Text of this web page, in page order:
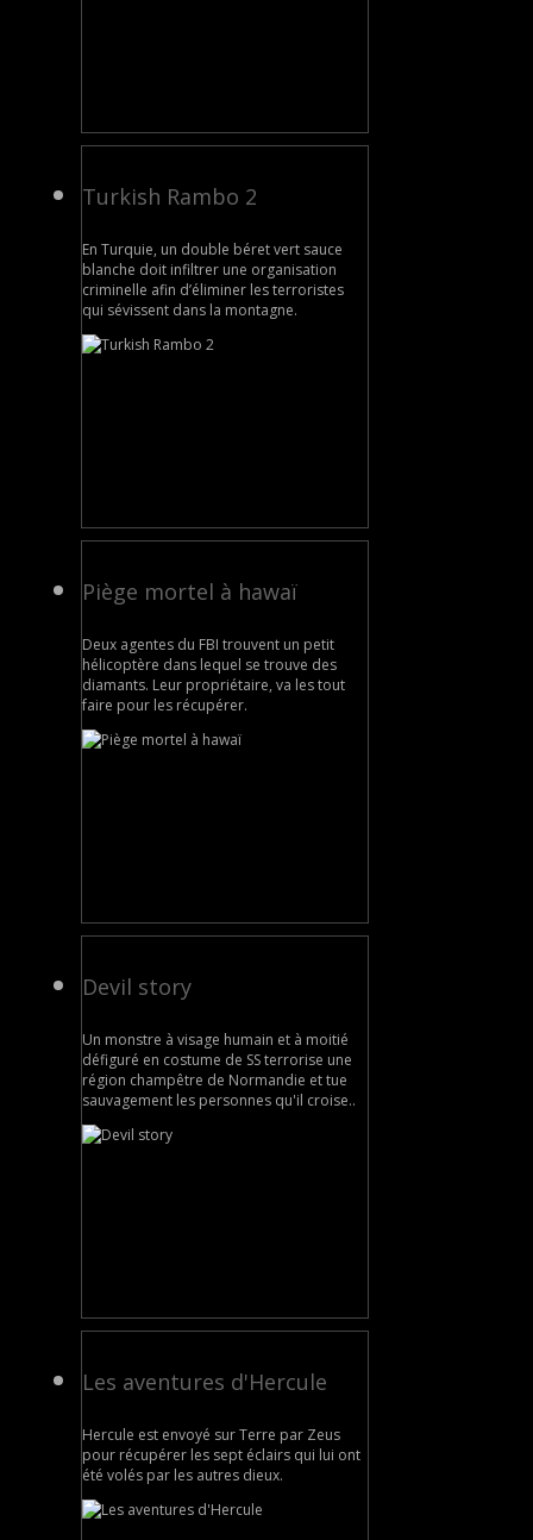
Turkish Rambo 2
En Turquie, un double béret vert sauce
blanche doit infiltrer une organisation
criminelle afin d’éliminer les terroristes
qui sévissent dans la montagne.
Piège mortel à hawaï
Deux agentes du FBI trouvent un petit
hélicoptère dans lequel se trouve des
diamants. Leur propriétaire, va les tout
faire pour les récupérer.
Devil story
Un monstre à visage humain et à moitié
défiguré en costume de SS terrorise une
région champêtre de Normandie et tue
sauvagement les personnes qu'il croise..
Les aventures d'Hercule
Hercule est envoyé sur Terre par Zeus
pour récupérer les sept éclairs qui lui ont
été volés par les autres dieux.